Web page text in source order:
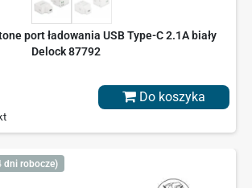
port ładowania USB Type-C 2.1A biały
Delock 87792
Do koszyka
dni robocze)